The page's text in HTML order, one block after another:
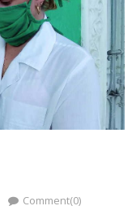
Comment(0)